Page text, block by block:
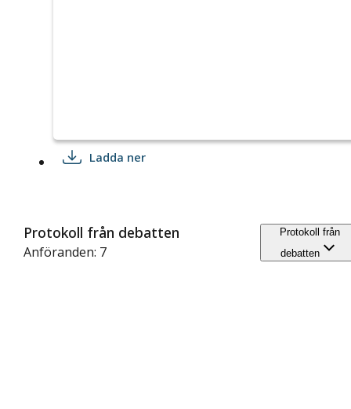
Ladda ner
Protokoll från debatten
Anföranden: 7
Protokoll från
debatten